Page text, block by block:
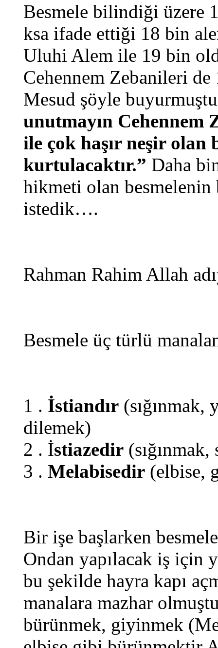
Besmele bilindiği üzere
ksa ifade ettiği 18 bin
Uluhi Alem ile 19 bin
Cehennem Zebanileri
Mesud şöyle
unutmayın Cehennem
ile çok haşır neşir olan
kurtulacaktır.” Daha
hikmeti olan
istedik….
Rahman Rahim Allah
Besmele üç türlü
1 . İstiandır (sığınmak,
dilemek)
2 . İstiazedir
3 . Melabisedir (elbise,
Bir işe başlarken
Ondan yapılacak iş için
bu şekilde hayra kapı
manalara mazhar
bürünmek, giyinmek